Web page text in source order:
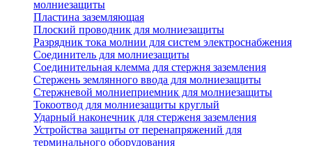
молниезащиты
Пластина заземляющая
Плоский проводник для молниезащиты
Разрядник тока молнии для систем электроснабжения
Соединитель для молниезащиты
Соединительная клемма для стержня заземления
Стержень землянного ввода для молниезащиты
Стержневой молниеприемник для молниезащиты
Токоотвод для молниезащиты круглый
Ударный наконечник для стерженя заземления
Устройства защиты от перенапряжений для
терминального оборудования